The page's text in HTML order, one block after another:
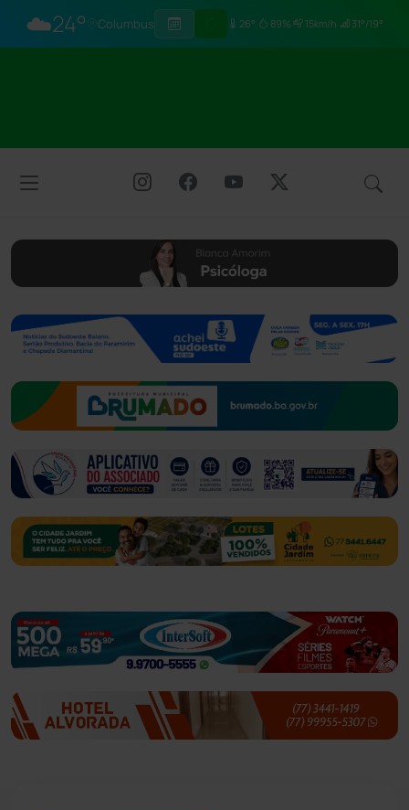
☁️24° Columbus 26° 89% 15km/h 31°/19°